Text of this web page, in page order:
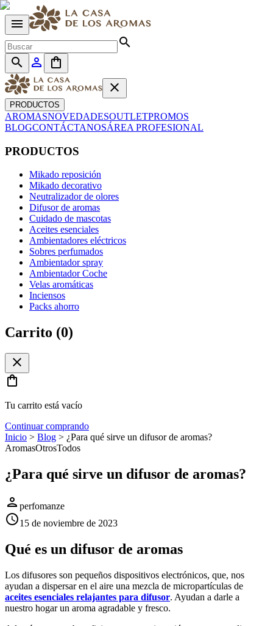
menu
search
search
person_outline
shopping_bag
close
PRODUCTOS
AROMASNOVEDADESOUTLETPROMOS
BLOGCONTÁCTANOSÁREA PROFESIONAL
PRODUCTOS
Mikado reposición
Mikado decorativo
Neutralizador de olores
Difusor de aromas
Cuidado de mascotas
Aceites esenciales
Ambientadores eléctricos
Sobres perfumados
Ambientador spray
Ambientador Coche
Velas aromáticas
Inciensos
Packs ahorro
Carrito (0)
close
shopping_bag
Tu carrito está vacío
Continuar comprando
Inicio > Blog > ¿Para qué sirve un difusor de aromas?
AromasOtrosTodos
¿Para qué sirve un difusor de aromas?
person perfomanze
schedule15 de noviembre de 2023
Qué es un difusor de aromas
Los difusores son pequeños dispositivos electrónicos, que, nos
ayudan a dispersar en el aire una mezcla de micropartículas de
aceites esenciales relajantes para difusor. Ayudan a darle a
nuestro hogar un aroma agradable y fresco.